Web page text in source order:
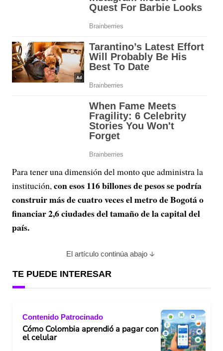
Para tener una dimensión del monto que administra la
institución,con esos 116 billones de pesos se podría
construir más de cuatro veces el metro de Bogotá o
financiar 2,6 ciudades del tamaño de la capital del
país.
El artículo continúa abajo
TE PUEDE INTERESAR
Contenido Patrocinado
Cómo Colombia aprendió a pagar con
el celular